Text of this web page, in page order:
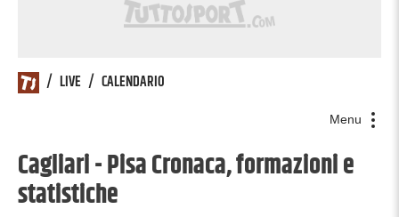
/ LIVE / CALENDARIO
Menu
Cagliari - Pisa Cronaca, formazioni e
statistiche